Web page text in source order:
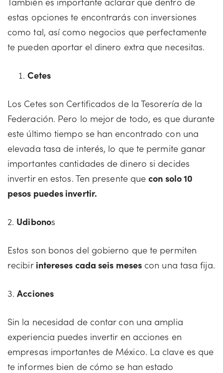
estas opciones te encontrarás con inversiones
como tal, así como negocios que perfectamente
te pueden aportar el dinero extra que necesitas.
Cetes
Los Cetes son Certificados de la Tesorería de la
Federación. Pero lo mejor de todo, es que durante
este último tiempo se han encontrado con una
elevada tasa de interés, lo que te permite ganar
importantes cantidades de dinero si decides
invertir en estos. Ten presente quecon solo 10
pesos puedes invertir.
2. Udibonos
Estos son bonos del gobierno que te permiten
recibir intereses cada seis mesescon una tasa fija.
3.Acciones
Sin la necesidad de contar con una amplia
experiencia puedes invertir en acciones en
empresas importantes de México. La clave es que
te informes bien de cómo se han estado